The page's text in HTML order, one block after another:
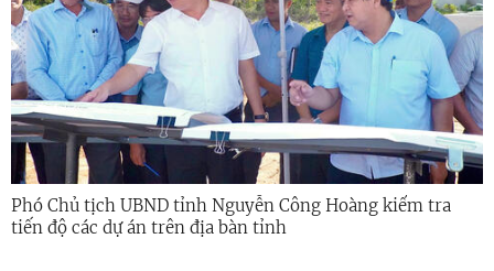
Phó Chủ tịch UBND tỉnh Nguyễn Công Hoàng kiểm tra
tiến độ các dự án trên địa bàn tỉnh